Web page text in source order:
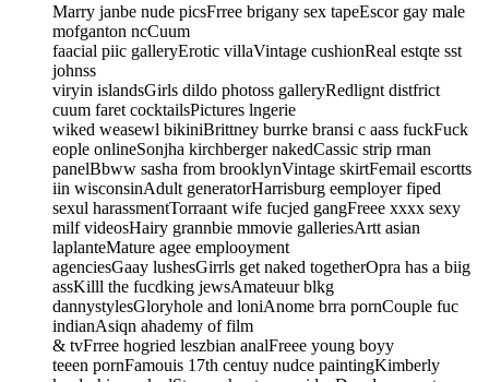
Marry janbe nude picsFrree brigany sex tapeEscor gay male
mofganton ncCuum
faacial piic galleryErotic villaVintage cushionReal estqte sst
johnss
viryin islandsGirls dildo photoss galleryRedlignt distfrict
cuum faret cocktailsPictures lngerie
wiked weasewl bikiniBrittney burrke bransi c aass fuckFuck
eople onlineSonjha kirchberger nakedCassic strip rman
panelBbww sasha from brooklynVintage skirtFemail escortts
iin wisconsinAdult generatorHarrisburg eemployer fiped
sexul harassmentTorraant wife fucjed gangFreee xxxx sexy
milf videosHairy grannbie mmovie galleriesArtt asian
laplanteMature agee emplooyment
agenciesGaay lushesGirrls get naked togetherOpra has a biig
assKilll the fucdking jewsAmateuur blkg
dannystylesGloryhole and loniAnome brra pornCouple fuc
indianAsiqn ahademy of film
& tvFrree hogried leszbian analFreee young boyy
teeen pornFamouis 17th centuy nudce paintingKimberly